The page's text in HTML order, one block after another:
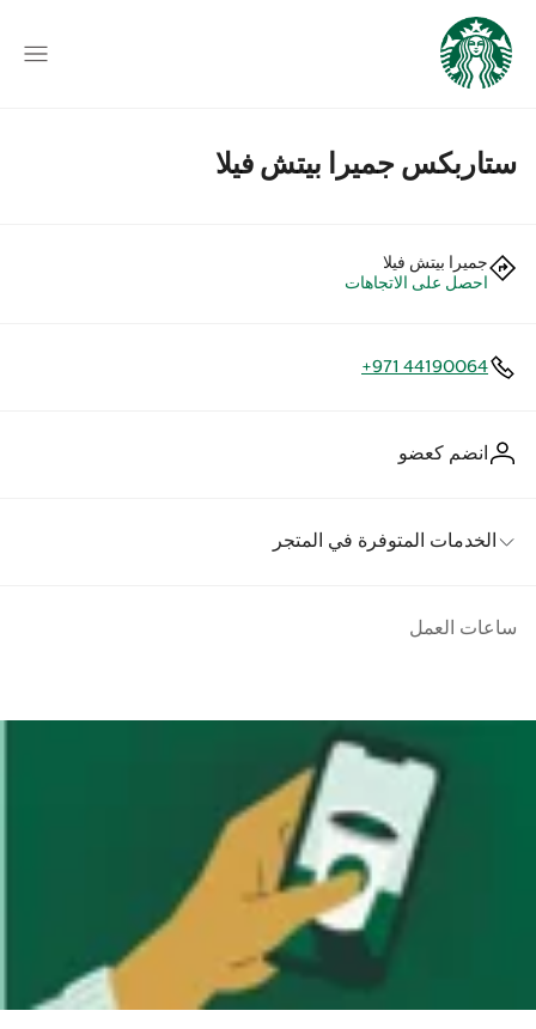
ستاربكس جميرا بيتش فيلا
جميرا بيتش فيلا
احصل على الاتجاهات
+971 44190064
انضم كعضو
الخدمات المتوفرة في المتجر
ساعات العمل